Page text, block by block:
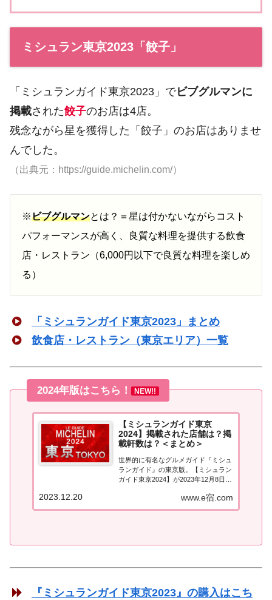
ミシュラン東京2023「餃子」
「ミシュランガイド東京2023」でビブグルマンに
掲載された餃子のお店は4店。
残念ながら星を獲得した「餃子」のお店はありませ
んでした。
（出典元：https://guide.michelin.com/）
※ビブグルマンとは？＝星は付かないながらコスト
パフォーマンスが高く、良質な料理を提供する飲食
店・レストラン（6,000円以下で良質な料理を楽しめ
る）
「ミシュランガイド東京2023」まとめ
飲食店・レストラン（東京エリア）一覧
2024年版はこちら！ NEW!!
【ミシュランガイド東京
2024】掲載された店舗は？掲
載軒数は？＜まとめ＞
世界的に有名なグルメガイド『ミシュ
ランガイド』の東京版。【ミシュラン
ガイド東京2024】が2023年12月8日に
2007年から毎年発行され、今年で17
冊目となりました。今回はどんなお店
www.e宿.com
2023.12.20
『ミシュランガイド東京2023』の購入はこち